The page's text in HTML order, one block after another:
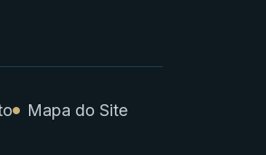
Mapa do Site